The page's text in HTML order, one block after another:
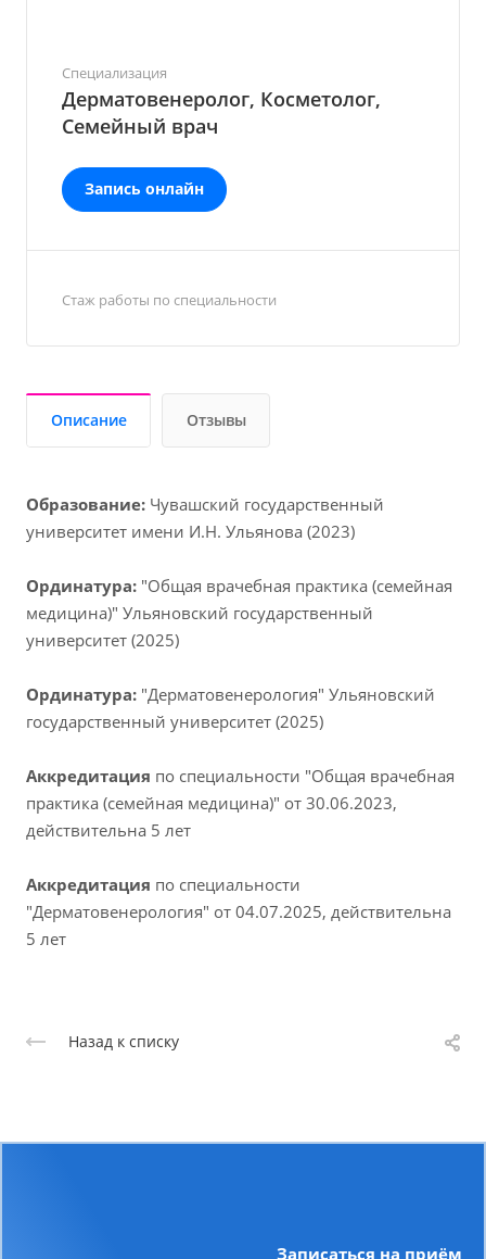
Специализация
Дерматовенеролог, Косметолог,
Семейный врач
Запись онлайн
Стаж работы по специальности
Описание Отзывы
Образование: Чувашский государственный
университет имени И.Н. Ульянова (2023)
Ординатура: "Общая врачебная практика (семейная
медицина)" Ульяновский государственный
университет (2025)
Ординатура: "Дерматовенерология" Ульяновский
государственный университет (2025)
Аккредитация по специальности "Общая врачебная
практика (семейная медицина)" от 30.06.2023,
действительна 5 лет
Аккредитация по специальности
"Дерматовенерология" от 04.07.2025, действительна
5 лет
Назад к списку
Записаться на приём